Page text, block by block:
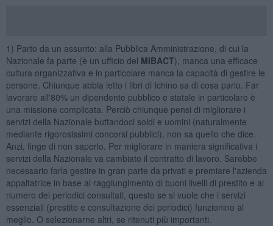
1) Parto da un assunto: alla Pubblica Amministrazione, di cui la
Nazionale fa parte (è un ufficio del MIBACT), manca una efficace
cultura organizzativa e in particolare manca la capacità di gestire le
persone. Chiunque abbia letto i libri di Ichino sa di cosa parlo. Far
lavorare all'80% un dipendente pubblico e statale in particolare è
una missione complicata. Perciò chiunque pensi di migliorare i
servizi della Nazionale buttandoci soldi e uomini (naturalmente
mediante rigorosissimi concorsi pubblici), non sa quello che dice.
Anzi, finge di non saperlo. Per migliorare in maniera significativa i
servizi della Nazionale va cambiato il contratto di lavoro. Sarebbe
necessario farla gestire in gran parte da privati e premiare l'azienda
appaltatrice in base al raggiungimento di buoni livelli di prestito e al
numero dei periodici consultati, questo se si vuole che i servizi
essenziali (prestito e consultazione dei periodici) funzionino al
meglio. O selezionarne altri, se ritenuti più importanti.